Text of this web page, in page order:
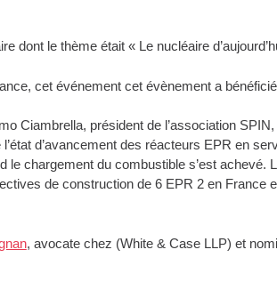
dont le thème était « Le nucléaire
cet événement cet évènement a bénéficié
Ciambrella, président de l’association
d’avancement des réacteurs EPR en
le chargement du combustible s’est
de construction de 6 EPR 2 en
, avocate chez (White & Case LLP) et